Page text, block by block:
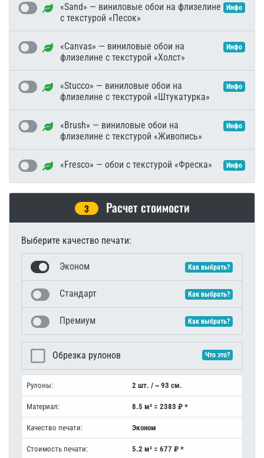
«Sand» — виниловые обои на флизелине
с текстурой «Песок»
Инфо
«Canvas» — виниловые обои на
флизелине с текстурой «Холст»
Инфо
«Stucco» — виниловые обои на
флизелине с текстурой «Штукатурка»
Инфо
«Brush» — виниловые обои на
флизелине с текстурой «Живопись»
Инфо
«Fresco» — обои с текстурой «Фреска» Инфо
3 Расчет стоимости
Выберите качество печати:
Эконом Как выбрать?
Стандарт Как выбрать?
Премиум Как выбрать?
Обрезка рулонов Что это?
Рулоны: 2 шт. / ~ 93 см.
Материал: 8.5 м² = 2383 ₽ *
Качество печати: Эконом
Стоимость печати: 5.2 м² = 677 ₽ *